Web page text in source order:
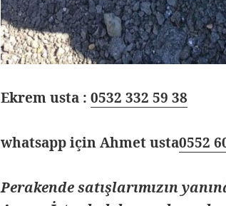
Ekrem usta :0532 332 59 38
whatsapp için Ahmet usta0552
Perakende satışlarımızın